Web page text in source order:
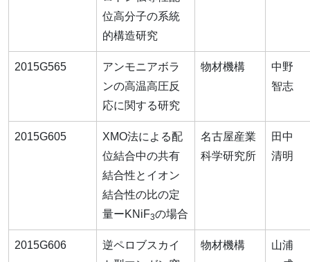
位高分子の系統
的構造研究
2015G565
アンモニアボラ
ンの高温高圧反
応に関する研究
物材機構
中野
智志
2015G605
XMO法による配
位結合中の共有
結合性とイオン
結合性の比の定
量ーKNiF3の場合
名古屋産業
科学研究所
田中
清明
2015G606
逆ペロブスカイ
物材機構
山浦